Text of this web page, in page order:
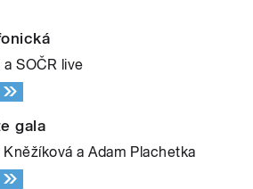
SOČR live
gala
Kněžíková a Adam Plachetka